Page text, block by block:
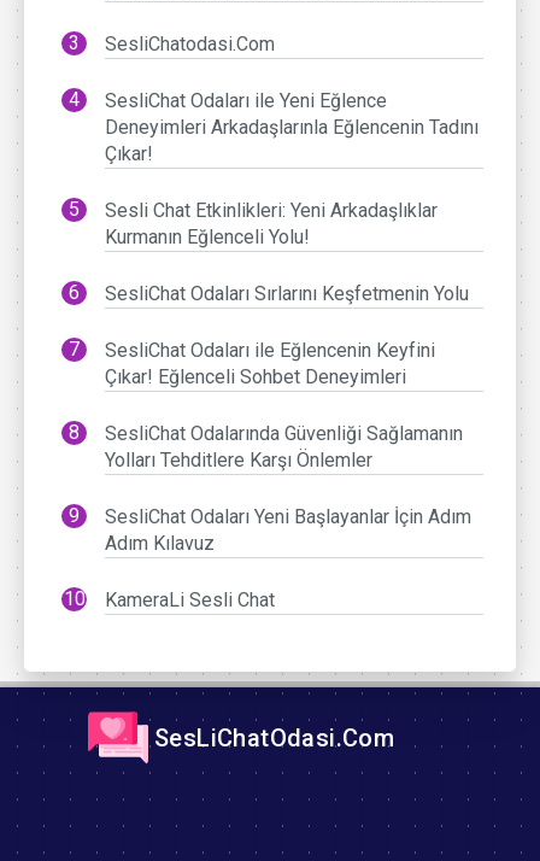
SesliChatodasi.Com
SesliChat Odaları ile Yeni Eğlence
Deneyimleri Arkadaşlarınla Eğlencenin Tadını
Çıkar!
Sesli Chat Etkinlikleri: Yeni Arkadaşlıklar
Kurmanın Eğlenceli Yolu!
SesliChat Odaları Sırlarını Keşfetmenin Yolu
SesliChat Odaları ile Eğlencenin Keyfini
Çıkar! Eğlenceli Sohbet Deneyimleri
SesliChat Odalarında Güvenliği Sağlamanın
Yolları Tehditlere Karşı Önlemler
SesliChat Odaları Yeni Başlayanlar İçin Adım
Adım Kılavuz
KameraLi Sesli Chat
SesLiChatOdasi.Com